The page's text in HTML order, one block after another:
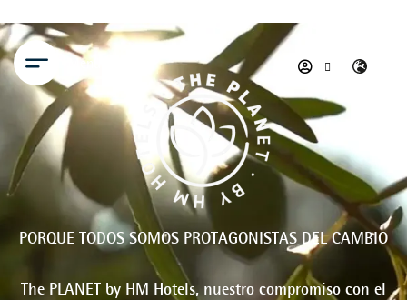
Menú
PORQUE TODOS SOMOS PROTAGONISTAS DEL CAMBIO
The PLANET by HM Hotels, nuestro compromiso con el